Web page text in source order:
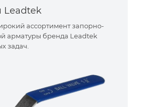
Leadtek
ассортимент запорно-
арматуры бренда Leadtek
задач.